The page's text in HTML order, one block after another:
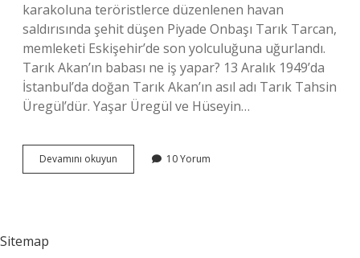
karakoluna teröristlerce düzenlenen havan
saldırısında şehit düşen Piyade Onbaşı Tarık Tarcan,
memleketi Eskişehir’de son yolculuğuna uğurlandı.
Tarık Akan’ın babası ne iş yapar? 13 Aralık 1949’da
İstanbul’da doğan Tarık Akan’ın asıl adı Tarık Tahsin
Üregül’dür. Yaşar Üregül ve Hüseyin…
Devamını okuyun
Tarcan
10 Yorum
Sitemap